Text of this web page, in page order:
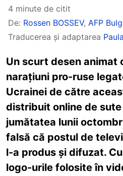
4 minute de citit
De: Rossen BOSSEV, AFP
Traducerea și adaptarea
Un scurt desen animat
narațiuni pro-ruse
Ucrainei de către
distribuit online de
jumătatea lunii
falsă că postul de
l-a produs și difuzat.
logo-urile folosite în